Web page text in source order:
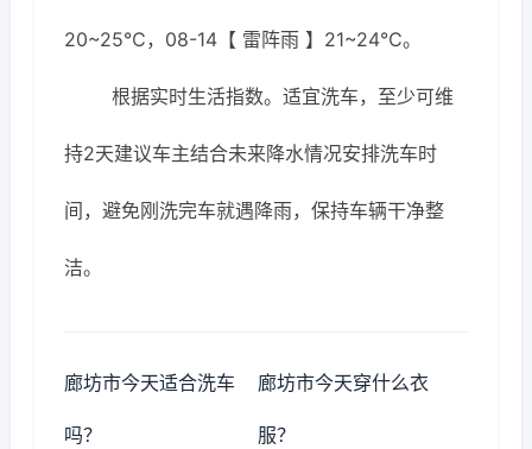
20~25℃，08-14【 雷阵雨 】21~24℃。
根据实时生活指数。适宜洗车，至少可维
持2天建议车主结合未来降水情况安排洗车时
间，避免刚洗完车就遇降雨，保持车辆干净整
洁。
廊坊市今天适合洗车
吗？
廊坊市今天穿什么衣
服？